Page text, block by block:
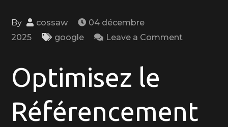
By cossaw
04 décembre
2025
google Leave a Comment
Votre
Site
Optimisez le
Référencement